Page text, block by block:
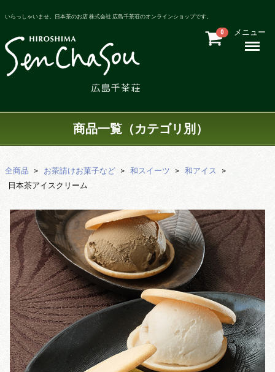
いらっしゃいませ。日本茶のお店 株式会社 広島千茶荘のオンラインショップです。
0 メニュー
Menu
商品一覧（カテゴリ別）
全商品 お茶請けお菓子など 和スイーツ
和アイス
日本茶アイスクリーム